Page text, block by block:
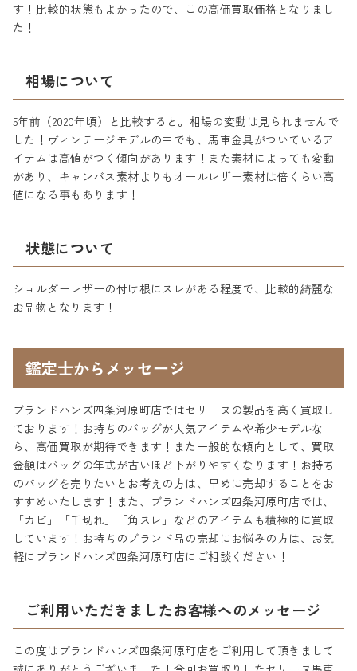
す！比較的状態もよかったので、この高価買取価格となりまし
た！
相場について
5年前（2020年頃）と比較すると。相場の変動は見られませんで
した！ヴィンテージモデルの中でも、馬車金具がついているア
イテムは高値がつく傾向があります！また素材によっても変動
があり、キャンバス素材よりもオールレザー素材は倍くらい高
値になる事もあります！
状態について
ショルダーレザーの付け根にスレがある程度で、比較的綺麗な
お品物となります！
鑑定士からメッセージ
ブランドハンズ四条河原町店ではセリーヌの製品を高く買取し
ております！お持ちのバッグが人気アイテムや希少モデルな
ら、高価買取が期待できます！また一般的な傾向として、買取
金額はバッグの年式が古いほど下がりやすくなります！お持ち
のバッグを売りたいとお考えの方は、早めに売却することをお
すすめいたします！また、ブランドハンズ四条河原町店では、
「カビ」「千切れ」「角スレ」などのアイテムも積極的に買取
しています！お持ちのブランド品の売却にお悩みの方は、お気
軽にブランドハンズ四条河原町店にご相談ください！
ご利用いただきましたお客様へのメッセージ
この度はブランドハンズ四条河原町店をご利用して頂きまして